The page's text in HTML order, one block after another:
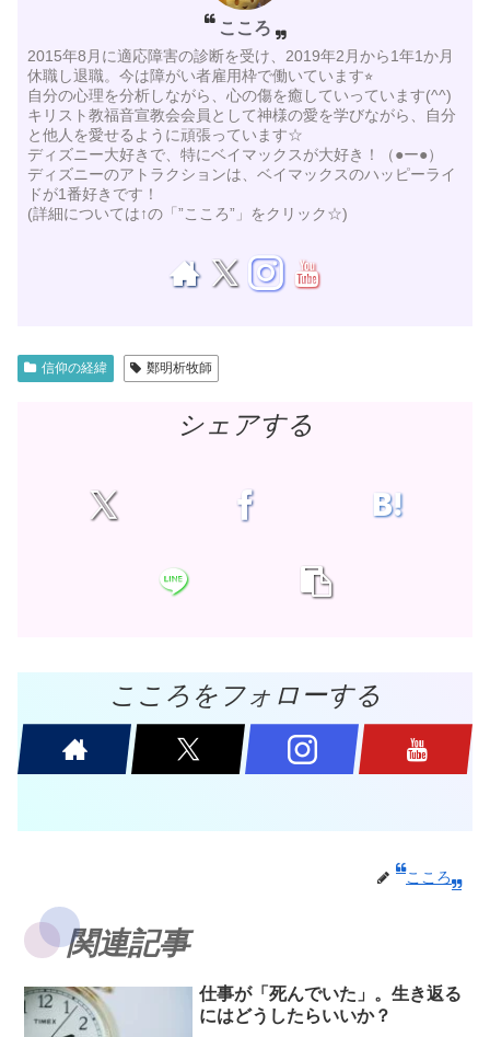
こころ
2015年8月に適応障害の診断を受け、2019年2月から1年1か月
休職し退職。今は障がい者雇用枠で働いています⭐︎
自分の心理を分析しながら、心の傷を癒していっています(^^)
キリスト教福音宣教会会員として神様の愛を学びながら、自分
と他人を愛せるように頑張っています☆
ディズニー大好きで、特にベイマックスが大好き！（●ー●）
ディズニーのアトラクションは、ベイマックスのハッピーライ
ドが1番好きです！
(詳細については↑の「”こころ”」をクリック☆)
信仰の経緯 鄭明析牧師
シェアする
こころをフォローする
こころ
関連記事
仕事が「死んでいた」。生き返る
にはどうしたらいいか？